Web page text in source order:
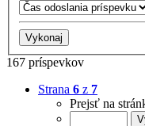
167 príspevkov
Strana 6 z 7
Prejsť na